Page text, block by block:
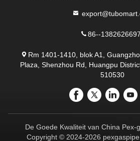
86--
Rm 1401-1410, blok A1,
Plaza, Shenzhou Rd, Huangpu
510530
De Goede Kwaliteit van China Pex-
Copyright © 2024-2026